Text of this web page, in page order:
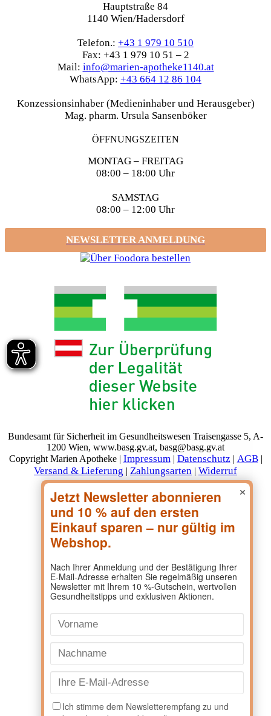
Hauptstraße 84
1140 Wien/Hadersdorf
Telefon.: +43 1 979 10 510
Fax: +43 1 979 10 51 – 2
Mail: info@marien-apotheke1140.at
WhatsApp: +43 664 12 86 104
Konzessionsinhaber (Medieninhaber und Herausgeber)
Mag. pharm. Ursula Sansenböker
ÖFFNUNGSZEITEN
MONTAG – FREITAG
08:00 – 18:00 Uhr
SAMSTAG
08:00 – 12:00 Uhr
NEWSLETTER ANMELDUNG
Bundesamt für Sicherheit im Gesundheitswesen Traisengasse 5, A-
1200 Wien, www.basg.gv.at, basg@basg.gv.at
Copyright Marien Apotheke | Impressum | Datenschutz | AGB|
Versand & Lieferung | Zahlungsarten | Widerruf
×